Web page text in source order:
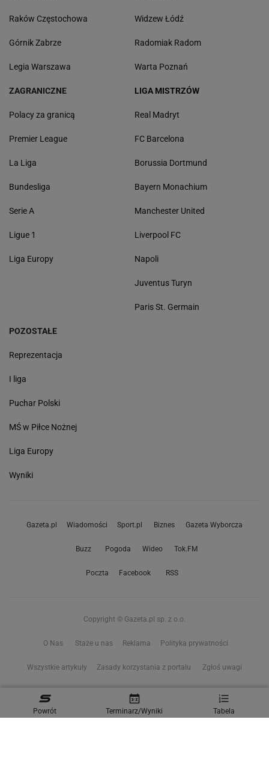
Powrót Terminarz/Wyniki Tabela
Raków Częstochowa
Górnik Zabrze
Legia Warszawa
Widzew Łódź
Radomiak Radom
Warta Poznań
ZAGRANICZNE
Polacy za granicą
Premier League
La Liga
Bundesliga
Serie A
Ligue 1
Liga Europy
LIGA MISTRZÓW
Real Madryt
FC Barcelona
Borussia Dortmund
Bayern Monachium
Manchester United
Liverpool FC
Napoli
Juventus Turyn
Paris St. Germain
POZOSTAŁE
Reprezentacja
I liga
Puchar Polski
MŚ w Piłce Nożnej
Liga Europy
Wyniki
Gazeta.pl Wiadomości Sport.pl Biznes Gazeta Wyborcza
Buzz Pogoda Wideo Tok.FM
Poczta Facebook RSS
Copyright © Gazeta.pl sp. z o.o.
O Nas Staże u nas Reklama Polityka prywatności
Wszystkie artykuły Zasady korzystania z portalu Zgłoś uwagi